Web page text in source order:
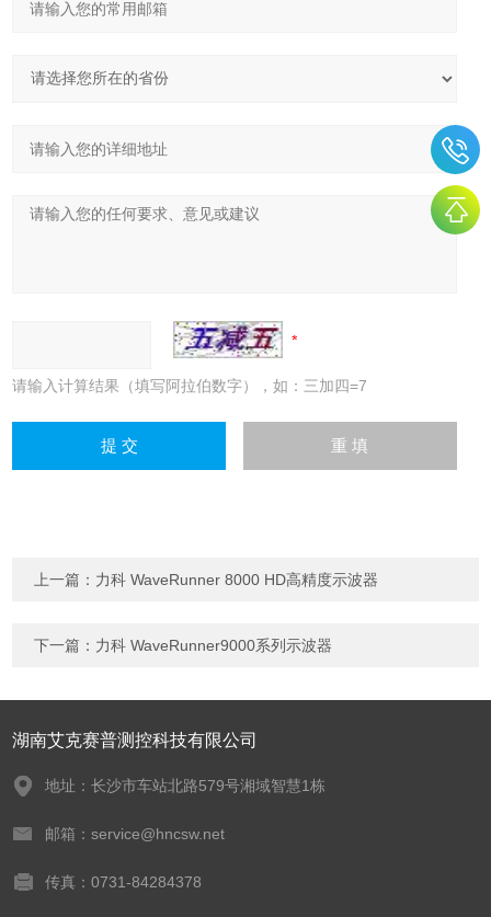
请输入计算结果（填写阿拉伯数字），如：三加四=7
上一篇： 力科 WaveRunner 8000 HD高精度示波器
下一篇： 力科 WaveRunner9000系列示波器
湖南艾克赛普测控科技有限公司
地址：长沙市车站北路579号湘域智慧1栋
邮箱：service@hncsw.net
传真：0731-84284378